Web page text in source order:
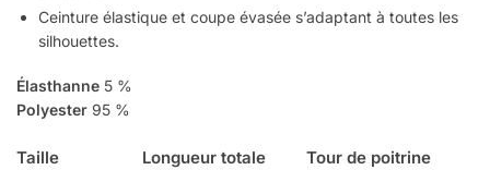
Ceinture élastique et coupe évasée s’adaptant à toutes les
silhouettes.
Élasthanne 5 %
Polyester 95 %
Taille Longueur totale Tour de poitrine